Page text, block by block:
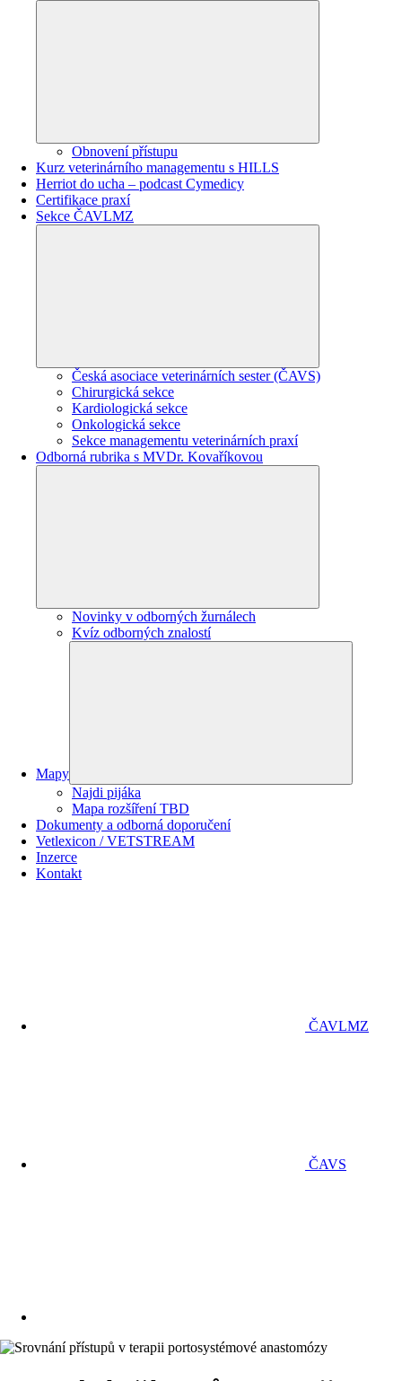
Obnovení přístupu
Kurz veterinárního managementu s HILLS
Herriot do ucha – podcast Cymedicy
Certifikace praxí
Sekce ČAVLMZ
Česká asociace veterinárních sester (ČAVS)
Chirurgická sekce
Kardiologická sekce
Onkologická sekce
Sekce managementu veterinárních praxí
Odborná rubrika s MVDr. Kovaříkovou
Novinky v odborných žurnálech
Kvíz odborných znalostí
Mapy
Najdi pijáka
Mapa rozšíření TBD
Dokumenty a odborná doporučení
Vetlexicon / VETSTREAM
Inzerce
Kontakt
ČAVLMZ
ČAVS